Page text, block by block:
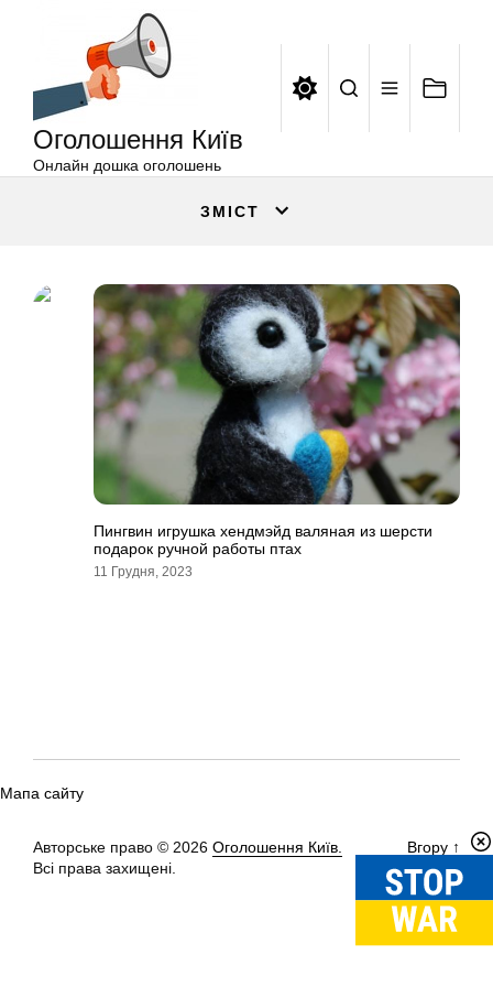
Оголошення Київ
Онлайн дошка оголошень
ЗМІСТ
Пингвин игрушка хендмэйд валяная из шерсти
подарок ручной работы птах
11 Грудня, 2023
Мапа сайту
Авторське право © 2026 Оголошення Київ.
Всі права захищені.
Вгору ↑